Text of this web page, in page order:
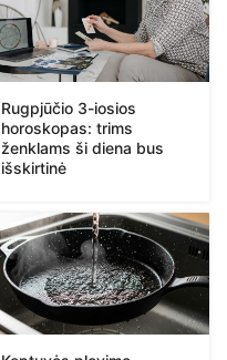
Rugpjūčio 3-iosios
horoskopas: trims
ženklams ši diena bus
išskirtinė